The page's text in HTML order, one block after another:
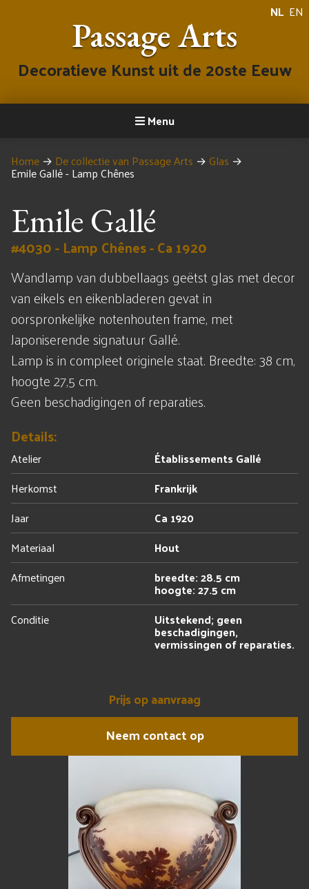
NL EN
Passage Arts
Decoratieve Kunst uit de 20ste Eeuw
Menu
Home → De collectie van Passage Arts → Glas →
Emile Gallé - Lamp Chênes
Emile Gallé
#4030 - Lamp Chênes - Ca 1920
Wandlamp van dubbellaags geëtst glas met decor
van eikels en eikenbladeren gevat in
oorspronkelijke notenhouten frame, met
Japoniserende signatuur Gallé.
Lamp is in compleet originele staat. Breedte: 38 cm,
hoogte 27,5 cm.
Geen beschadigingen of reparaties.
Details:
Atelier
Établissements Gallé
Herkomst
Frankrijk
Jaar
Ca 1920
Materiaal
Hout
Afmetingen
breedte: 28.5 cm
hoogte: 27.5 cm
Conditie
Uitstekend; geen
beschadigingen,
vermissingen of reparaties.
Prijs op aanvraag
Neem contact op